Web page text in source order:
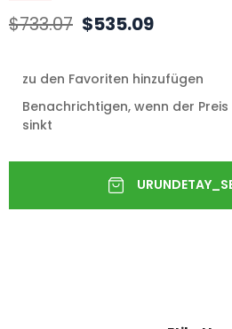
$733.07 $535.09
zu den Favoriten hinzufügen
Benachrichtigen, wenn der Preis
sinkt